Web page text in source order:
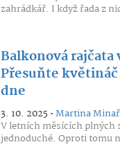
zahrádkář. I když řada z
Balkonová rajčata
Přesuňte
dne
3. 10. 2025 •Martina
V letních měsících plných
jednoduché. Oproti tomu